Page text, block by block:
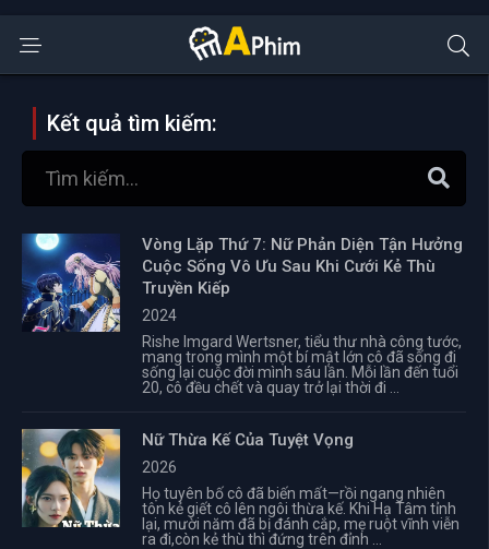
Kết quả tìm kiếm:
Vòng Lặp Thứ 7: Nữ Phản Diện Tận Hưởng
Cuộc Sống Vô Ưu Sau Khi Cưới Kẻ Thù
Truyền Kiếp
2024
Rishe Imgard Wertsner, tiểu thư nhà công tước,
mang trong mình một bí mật lớn cô đã sống đi
sống lại cuộc đời mình sáu lần. Mỗi lần đến tuổi
20, cô đều chết và quay trở lại thời đi ...
Nữ Thừa Kế Của Tuyệt Vọng
2026
Họ tuyên bố cô đã biến mất—rồi ngang nhiên
tôn kẻ giết cô lên ngôi thừa kế. Khi Hạ Tâm tỉnh
lại, mười năm đã bị đánh cắp, mẹ ruột vĩnh viễn
ra đi,còn kẻ thù thì đứng trên đỉnh ...